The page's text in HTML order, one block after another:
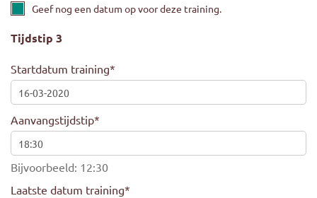
Geef nog een datum op voor deze training.
Tijdstip 3
Startdatum training*
Aanvangstijdstip*
Bijvoorbeeld: 12:30
Laatste datum training*